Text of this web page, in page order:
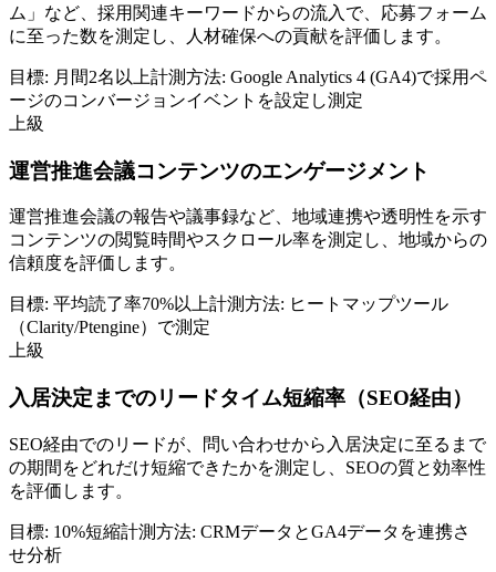
ム」など、採用関連キーワードからの流入で、応募フォーム
に至った数を測定し、人材確保への貢献を評価します。
目標: 月間2名以上計測方法: Google Analytics 4 (GA4)で採用ペ
ージのコンバージョンイベントを設定し測定
上級
運営推進会議コンテンツのエンゲージメント
運営推進会議の報告や議事録など、地域連携や透明性を示す
コンテンツの閲覧時間やスクロール率を測定し、地域からの
信頼度を評価します。
目標: 平均読了率70%以上計測方法: ヒートマップツール
（Clarity/Ptengine）で測定
上級
入居決定までのリードタイム短縮率（SEO経由）
SEO経由でのリードが、問い合わせから入居決定に至るまで
の期間をどれだけ短縮できたかを測定し、SEOの質と効率性
を評価します。
目標: 10%短縮計測方法: CRMデータとGA4データを連携さ
せ分析